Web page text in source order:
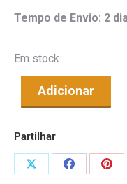
Tempo de Envio: 2
Em stock
Adicionar
Partilhar
Share
Share